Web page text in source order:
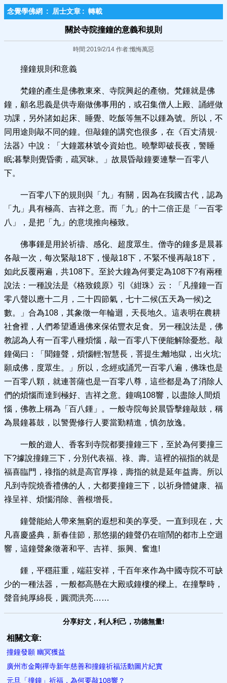
念覺學佛網 : 居士文章 : 轉載
關於寺院撞鐘的意義和規則
時間:2019/2/14 作者:懺悔萬惡
撞鐘規則和意義
梵鐘的產生是佛教東來、寺院興起的產物。梵鍾就是佛
鐘，顧名思義是供寺廟做佛事用的，或召集僧人上殿、誦經做
功課，另外諸如起床、睡覺、吃飯等無不以鍾為號。所以，不
同用途則敲不同的鐘。但敲鐘的講究也很多，在《百丈清規·
法器》中說：「大鐘叢林號令資始也。曉擊即破長夜，警睡
眠;暮擊則覺昏衢，疏冥昧。」故晨昏敲鐘要連擊一百零八
下。
一百零八下的規則與「九」有關，因為在我國古代，認為
「九」具有極高、吉祥之意。而「九」的十二倍正是「一百零
八」，是把「九」的意境推向極致。
佛事鍾是用於祈禱、感化、超度眾生。僧寺的鐘多是晨暮
各敲一次，每次緊敲18下，慢敲18下，不緊不慢再敲18下，
如此反覆兩遍，共108下。至於大鐘為何要定為108下?有兩種
說法：一種說法是《格致鏡原》引《紺珠》云：「凡撞鐘一百
零八聲以應十二月，二十四節氣，七十二候(五天為一候)之
數。」合為108，其象徵一年輪迴，天長地久。這表明在農耕
社會裡，人們希望通過佛來保佑豐衣足食。另一種說法是，佛
教認為人有一百零八種煩惱，敲一百零八下便能解除憂愁。敲
鐘偈曰：「聞鐘聲，煩惱輕;智慧長，菩提生;離地獄，出火坑;
願成佛，度眾生。」所以，念經或誦咒一百零八遍，佛珠也是
一百零八顆，就連菩薩也是一百零八尊，這些都是為了消除人
們的煩惱而達到極好、吉祥之意。鐘鳴108響，以盡除人間煩
惱，佛教上稱為「百八鍾」。一般寺院每於晨昏擊鐘敲鼓，稱
為晨鐘暮鼓，以警覺修行人要當勤精進，慎勿放逸。
一般的遊人、香客到寺院都要撞鐘三下，至於為何要撞三
下?據說撞鐘三下，分別代表福、祿、壽。這裡的福指的就是
福喜臨門，祿指的就是高官厚祿，壽指的就是延年益壽。所以
凡到寺院燒香禮佛的人，大都要撞鐘三下，以祈身體健康、福
祿呈祥、煩惱消除、善根增長。
鐘聲能給人帶來無窮的遐想和美的享受。一直到現在，大
凡喜慶盛典，新春佳節，那悠揚的鐘聲仍在喧鬧的都市上空迴
響，這鐘聲象徵著和平、吉祥、振興、奮進!
鍾，平穩莊重，端莊安祥，千百年來作為中國寺院不可缺
少的一種法器，一般都高懸在大殿或鐘樓的樑上。在撞擊時，
聲音純厚綿長，圓潤洪亮……
分享好文，利人利己，功德無量!
相關文章:
撞鐘發願 幽冥獲益
廣州市金剛禪寺新年慈善和撞鐘祈福活動圖片紀實
元旦「撞鐘」祈福，為何要敲108響？